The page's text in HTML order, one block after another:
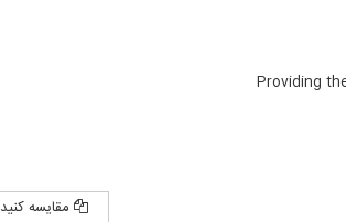
Providing
مقایسه کنید